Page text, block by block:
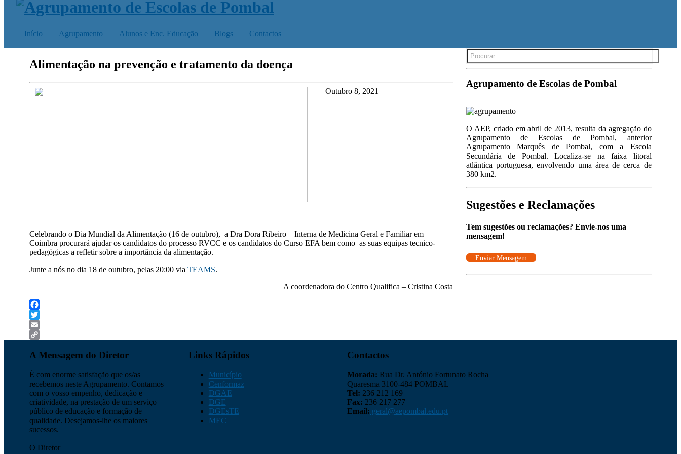
Início Agrupamento Alunos e Enc. Educação Blogs Contactos
Alimentação na prevenção e tratamento da doença
Outubro 8, 2021
Celebrando o Dia Mundial da Alimentação (16 de outubro), a Dra Dora Ribeiro – Interna de Medicina Geral e Familiar em
Coimbra procurará ajudar os candidatos do processo RVCC e os candidatos do Curso EFA bem como as suas equipas tecnico-
pedagógicas a refletir sobre a importância da alimentação.
Junte a nós no dia 18 de outubro, pelas 20:00 viaTEAMS.
A coordenadora do Centro Qualifica – Cristina Costa
Facebook
Twitter
Email
Link
Search
for:
Agrupamento de Escolas de Pombal
O AEP, criado em abril de 2013, resulta da agregação do
Agrupamento de Escolas de Pombal, anterior
Agrupamento Marquês de Pombal, com a Escola
Secundária de Pombal. Localiza-se na faixa litoral
atlântica portuguesa, envolvendo uma área de cerca de
380 km2.
Sugestões e Reclamações
Tem sugestões ou reclamações? Envie-nos uma
mensagem!
Enviar Mensagem
A Mensagem do Diretor
É com enorme satisfação que os/as
recebemos neste Agrupamento. Contamos
com o vosso empenho, dedicação e
criatividade, na prestação de um serviço
público de educação e formação de
qualidade. Desejamos-lhe os maiores
sucessos.
O Diretor
Links Rápidos
Município
Cenformaz
DGAE
DGE
DGEsTE
MEC
Contactos
Morada: Rua Dr. António Fortunato Rocha
Quaresma 3100-484 POMBAL
Tel: 236 212 169
Fax: 236 217 277
Email: geral@aepombal.edu.pt